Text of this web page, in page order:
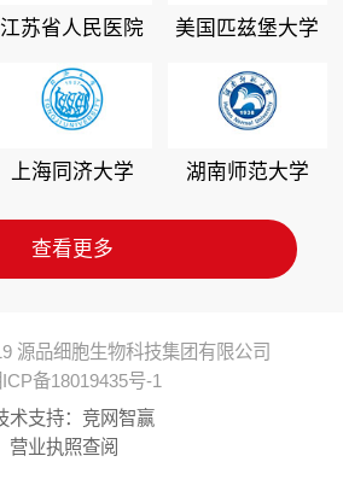
江苏省人民医院 美国匹兹堡大学
上海同济大学 湖南师范大学
查看更多
源品细胞生物科技集团有限公司
备18019435号-1
术支持： 竞网智赢
营业执照查阅